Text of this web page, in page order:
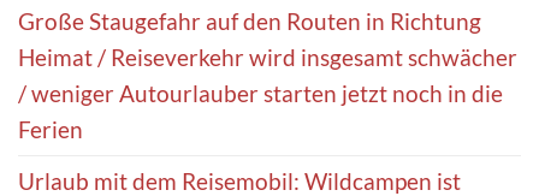
Große Staugefahr auf den Routen in Richtung
Heimat / Reiseverkehr wird insgesamt schwächer
/ weniger Autourlauber starten jetzt noch in die
Ferien
Urlaub mit dem Reisemobil: Wildcampen ist